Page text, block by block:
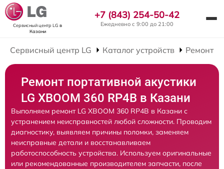
Сервисный центр LG в
Казани
+7 (843) 254-50-42
Ежедневно с 9:00 до 21:00
Сервисный центр LG Каталог устройств Ремонт
Ремонт портативной акустики
LG XBOOM 360 RP4B в Казани
Выполняем ремонт LG XBOOM 360 RP4B в Казани с
устранением неисправностей любой сложности. Проводим
диагностику, выявляем причины поломки, заменяем
неисправные детали и восстанавливаем
работоспособность устройства. Используем оригинальные
или рекомендованные производителем запчасти, после